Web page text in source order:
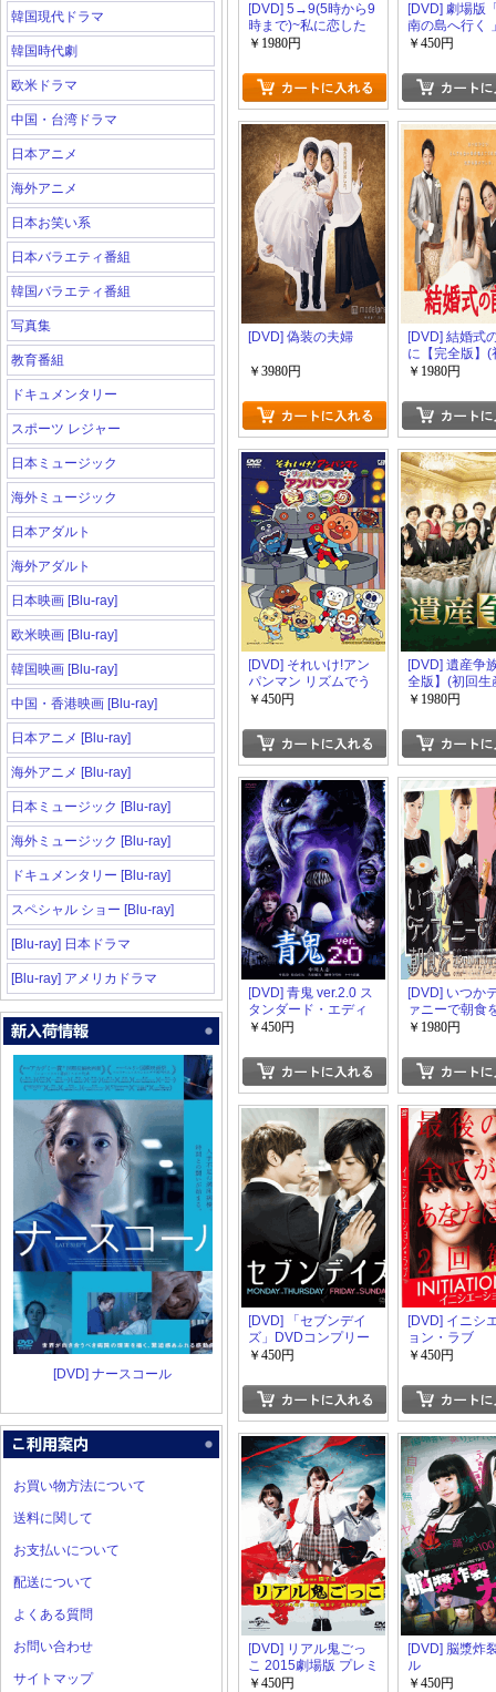
韓国現代ドラマ
韓国時代劇
欧米ドラマ
中国・台湾ドラマ
日本アニメ
海外アニメ
日本お笑い系
日本バラエティ番組
韓国バラエティ番組
写真集
教育番組
ドキュメンタリー
スポーツ レジャー
日本ミュージック
海外ミュージック
日本アダルト
海外アダルト
日本映画 [Blu-ray]
欧米映画 [Blu-ray]
韓国映画 [Blu-ray]
中国・香港映画 [Blu-ray]
日本アニメ [Blu-ray]
海外アニメ [Blu-ray]
日本ミュージック [Blu-ray]
海外ミュージック [Blu-ray]
ドキュメンタリー [Blu-ray]
スペシャル ショー [Blu-ray]
[Blu-ray] 日本ドラマ
[Blu-ray] アメリカドラマ
[DVD] ナースコール
お買い物方法について
送料に関して
お支払いについて
配送について
よくある質問
お問い合わせ
サイトマップ
[DVD] 5→9(5時から9
時まで)~私に恋した
お坊さん~【完全版】
￥1980円
[DVD] 劇場版
南の島へ行く
￥450円
[DVD] 偽装の夫婦
￥3980円
[DVD] 結婚式
に【完全版】(
産限定版)
￥1980円
[DVD] それいけ!アン
パンマン リズムでう
たおう! アンパンマン
￥450円
[DVD] 遺産争
全版】(初回生
版)
￥1980円
[DVD] 青鬼 ver.2.0 ス
タンダード・エディ
ション
￥450円
[DVD] いつか
ァニーで朝食
1+2【完全版
￥1980円
[DVD] 「セブンデイ
ズ」DVDコンプリー
ト版
￥450円
[DVD] イニシ
ョン・ラブ
￥450円
[DVD] リアル鬼ごっ
こ 2015劇場版 プレミ
アム・エディション
￥450円
[DVD] 脳漿炸
ル
￥450円